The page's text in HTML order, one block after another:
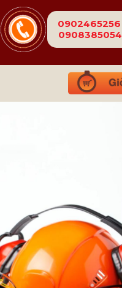
0902465256
0908385054